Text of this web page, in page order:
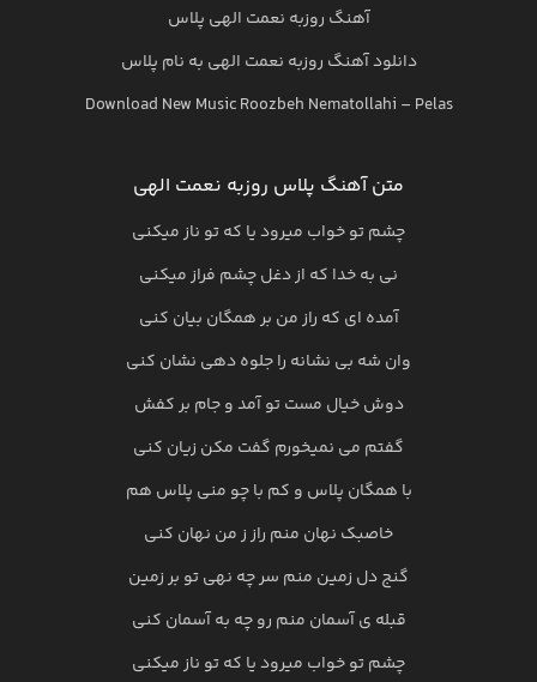
آهنگ روزبه نعمت الهی پلاس
دانلود آهنگ روزبه نعمت الهی به نام پلاس
Download New MusicRoozbeh Nematollahi – Pelas
متن آهنگ پلاس روزبه نعمت الهی
چشم تو خواب میرود یا که تو ناز میکنی
نی به خدا که از دغل چشم فراز میکنی
آمده ای که راز من بر همگان بیان کنی
وان شه بی نشانه را جلوه دهی نشان کنی
دوش خیال مست تو آمد و جام بر کفش
گفتم می نمیخورم گفت مکن زیان کنی
با همگان پلاس و کم با چو منی پلاس هم
خاصبک نهان منم راز ز من نهان کنی
گنج دل زمین منم سر چه نهی تو بر زمین
قبله ی آسمان منم رو چه به آسمان کنی
چشم تو خواب میرود یا که تو ناز میکنی